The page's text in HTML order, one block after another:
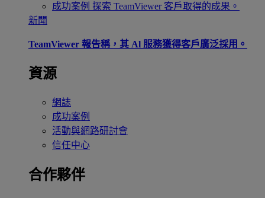
成功案例 探索 TeamViewer 客戶取得的成果。
新聞
TeamViewer 報告稱，其 Al 服務獲得客戶廣泛採用。
資源
網誌
成功案例
活動與網路研討會
信任中心
合作夥伴